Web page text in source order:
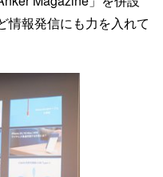
情報発信にも力を入れて